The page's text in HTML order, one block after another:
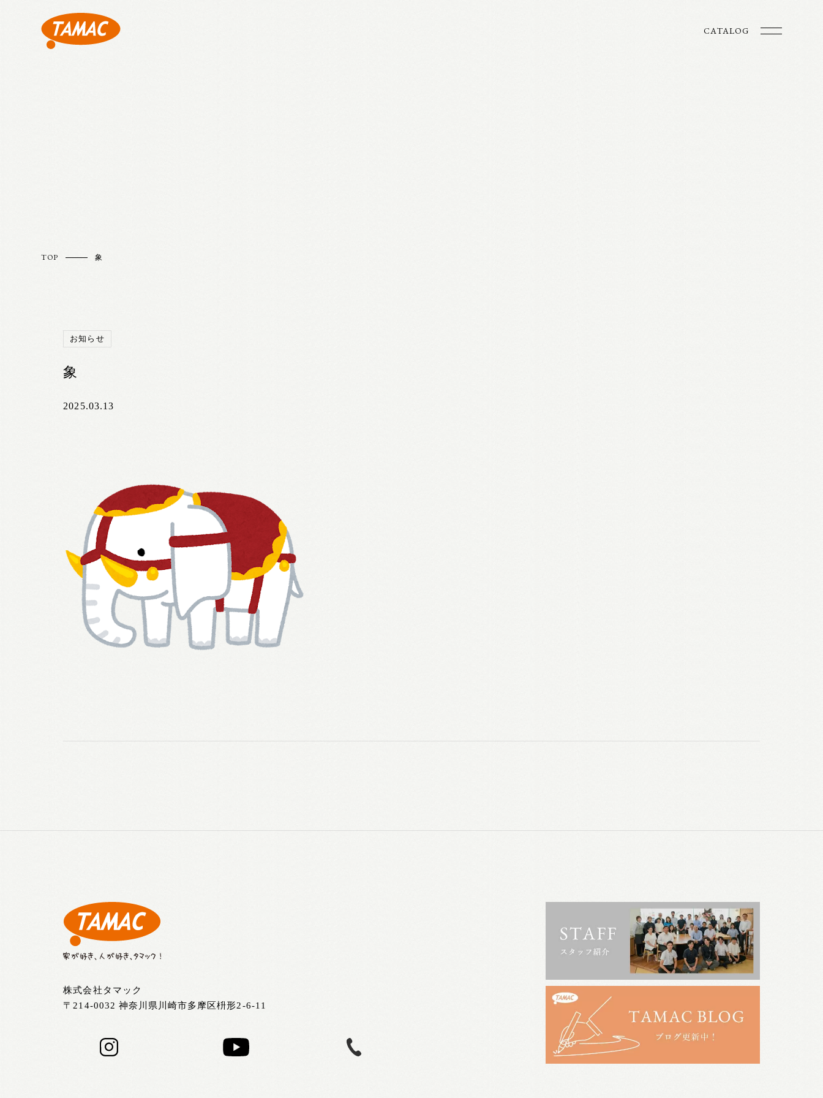
CATALOG
TOP 象
お知らせ
象
2025.03.13
株式会社タマック
〒214-0032 神奈川県川崎市多摩区枡形2-6-11